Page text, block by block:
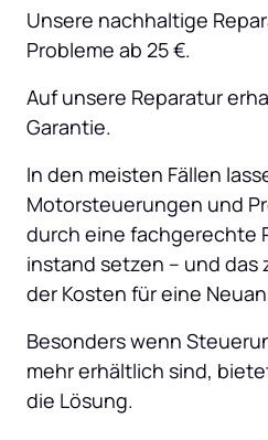
Unsere nachhaltige
Probleme ab 25 €.
Auf unsere Reparatur
Garantie.
In den meisten Fällen
Motorsteuerungen und
durch eine fachgerechte
instand setzen – und das
der Kosten für eine
Besonders wenn
mehr erhältlich sind,
die Lösung.